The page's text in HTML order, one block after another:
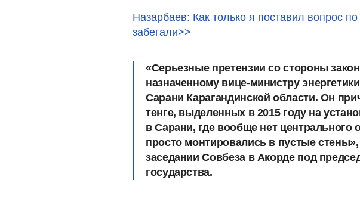
Назарбаев: Как только я поставил вопрос
забегали>>
«Серьезные претензии со стороны
назначенному вице-министру
Сарани Карагандинской области. Он
тенге, выделенных в 2015 году на
в Сарани, где вообще нет центрального
просто монтировались в пустые
заседании Совбеза в Акорде под
государства.